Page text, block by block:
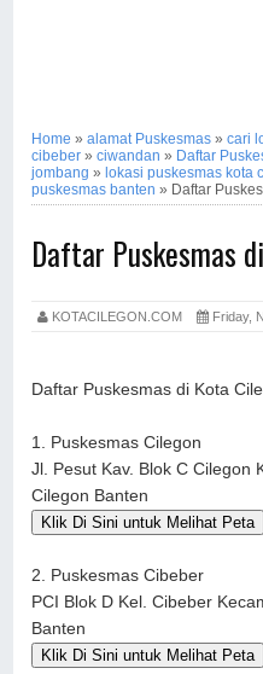
Home »alamat Puskesmas »cari
cibeber »ciwandan » Daftar
jombang » lokasi puskesmas kota
puskesmas banten » Daftar
Daftar Puskesmas
KOTACILEGON.COM Friday,
Daftar Puskesmas di Kota
1. Puskesmas Cilegon
Jl. Pesut Kav. Blok C Cilegon
Cilegon Banten
Klik Di Sini untuk Melihat Peta
2. Puskesmas Cibeber
PCI Blok D Kel. Cibeber
Banten
Klik Di Sini untuk Melihat Peta